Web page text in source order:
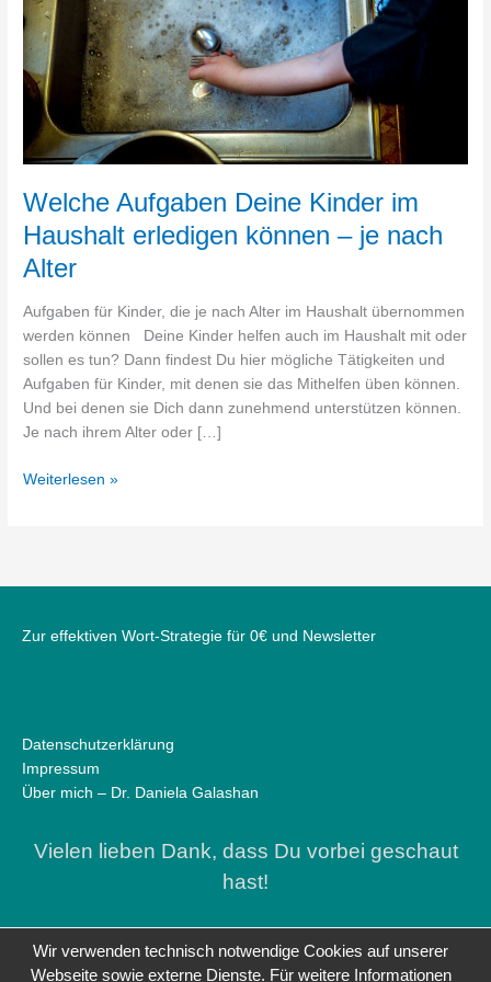
Welche Aufgaben Deine Kinder im
Haushalt erledigen können – je nach
Alter
Aufgaben für Kinder, die je nach Alter im Haushalt übernommen
werden können Deine Kinder helfen auch im Haushalt mit oder
sollen es tun? Dann findest Du hier mögliche Tätigkeiten und
Aufgaben für Kinder, mit denen sie das Mithelfen üben können.
Und bei denen sie Dich dann zunehmend unterstützen können.
Je nach ihrem Alter oder […]
erledigen
können
–
je
nach
Alter
Weiterlesen »
Zur effektiven Wort-Strategie für 0€ und Newsletter
Datenschutzerklärung
Impressum
Über mich – Dr. Daniela Galashan
Vielen lieben Dank, dass Du vorbei geschaut
hast!
Wir verwenden technisch notwendige Cookies auf unserer
Webseite sowie externe Dienste. Für weitere Informationen